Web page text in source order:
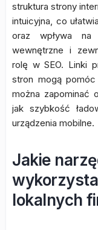
struktura strony
intuicyjna, co
oraz wpływa
wewnętrzne i
rolę w SEO. Linki
stron mogą
można zapominać
jak szybkość
urządzenia mobilne.
Jakie
lokalnych